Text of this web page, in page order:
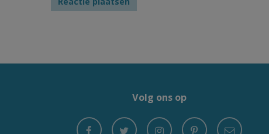
Volg ons op